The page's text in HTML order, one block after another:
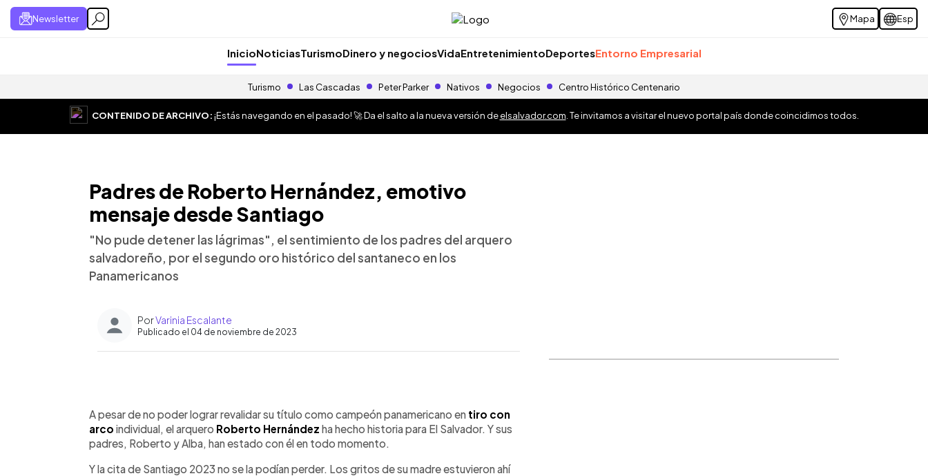
Newsletter Mapa Esp
InicioNoticiasTurismoDinero y negociosVidaEntretenimientoDeportesEntorno Empresarial
Turismo Las Cascadas Peter Parker Nativos Negocios Centro Histórico Centenario
CONTENIDO DE ARCHIVO:¡Estás navegando en el pasado! 🚀 Da el salto a la nueva versión deelsalvador.com . Te invitamos a visitar el nuevo portal país donde coincidimos todos.
Padres de Roberto Hernández, emotivo
mensaje desde Santiago
"No pude detener las lágrimas", el sentimiento de los padres del arquero
salvadoreño, por el segundo oro histórico del santaneco en los
Panamericanos
PorVarinia Escalante
Publicado el 04 de noviembre de 2023
► Escuchar artículo
A pesar de no poder lograr revalidar su título como campeón panamericano en tiro con
arco individual, el arquero Roberto Hernández ha hecho historia para El Salvador. Y sus
padres, Roberto y Alba, han estado con él en todo momento.
Y la cita de Santiago 2023 no se la podían perder. Los gritos de su madre estuvieron ahí